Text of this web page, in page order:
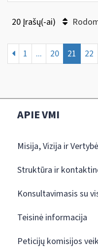
20 Įrašų(-ai)
1 ... 20 21 22
APIE VMI
Misija, Vizija ir
Struktūra ir
Konsultavimasis su
Teisinė informacija
Peticijų komisijos